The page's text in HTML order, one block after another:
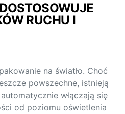
RUCHU I
na światło. Choć
powszechne, istnieją
włączają się
od poziomu oświetlenia